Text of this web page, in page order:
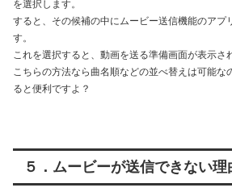
を選択します。
すると、その候補の中にムービー送信機能のアプ
す。
これを選択すると、動画を送る準備画面が表示さ
こちらの方法なら曲名順などの並べ替えは可能な
ると便利ですよ？
５．ムービーが送信できない理